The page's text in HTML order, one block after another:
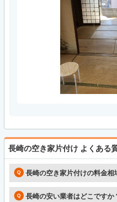
長崎の空き家片付け よくある
長崎の空き家片付けの料金相
長崎の安い業者はどこですか